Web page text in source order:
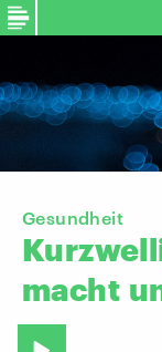
Gesundheit
macht